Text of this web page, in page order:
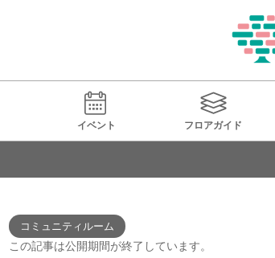
イベント フロアガイド
コミュニティルーム
この記事は公開期間が終了しています。